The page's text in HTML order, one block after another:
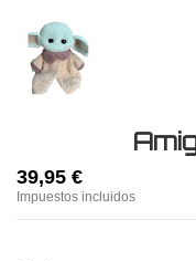
39,95 €
Impuestos incluidos